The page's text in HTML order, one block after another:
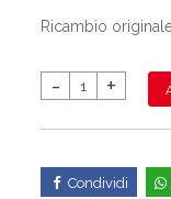
Ricambio
Condividi